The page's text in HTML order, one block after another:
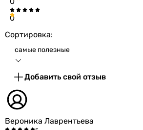
Коллекции
Физические характеристики
Цвет
Гарантия
Гарантия
Увидели ошибку в описании или
0
Сортировка:
самые полезные
Добавить свой отзыв
Вероника Лаврентьева